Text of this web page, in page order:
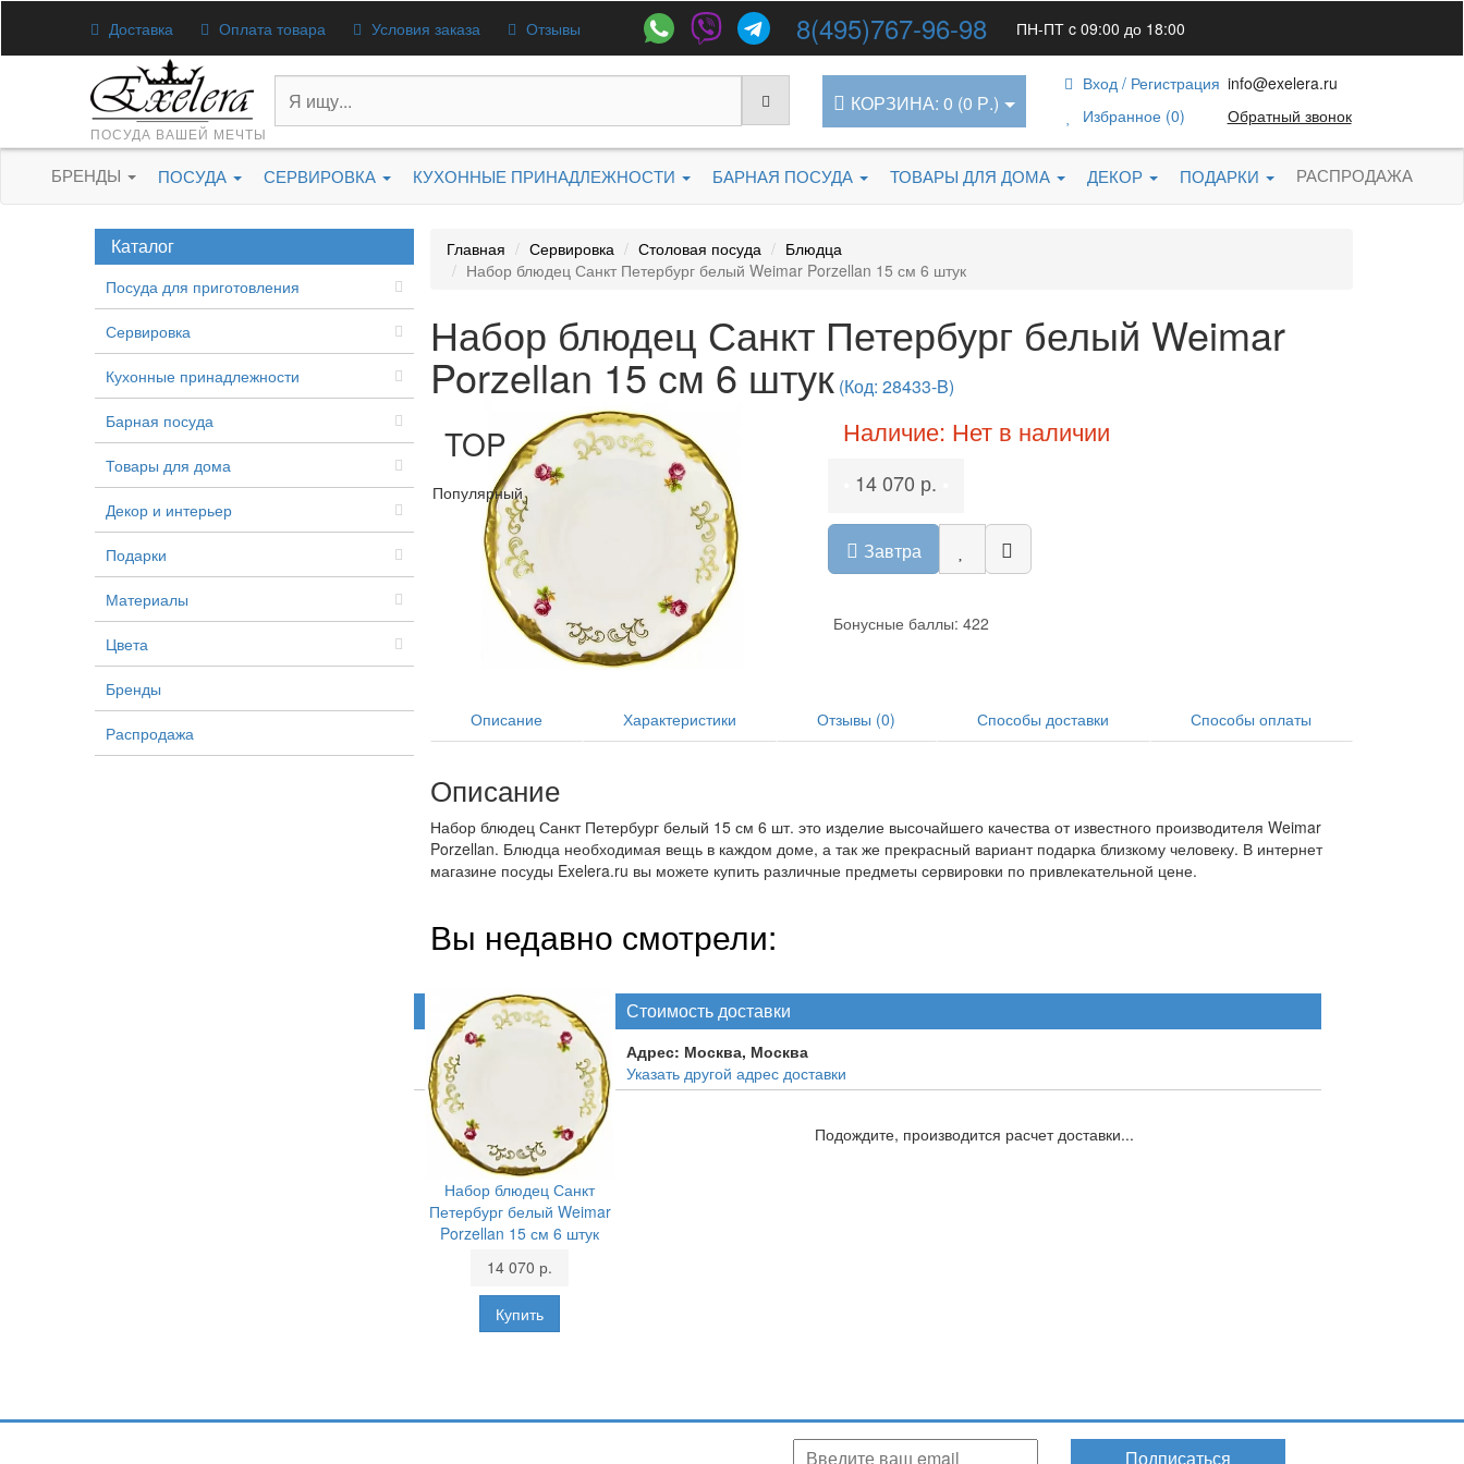
Доставка Оплата товара Условия заказа Отзывы 8(495)767-96-98 ПН-ПТ c 09:00 до 18:00
ПОСУДА ВАШЕЙ МЕЧТЫ
КОРЗИНА: 0 (0 Р.)
Вход / Регистрация
Избранное (0)
info@exelera.ru
Обратный звонок
БРЕНДЫ ПОСУДА СЕРВИРОВКА КУХОННЫЕ ПРИНАДЛЕЖНОСТИ БАРНАЯ ПОСУДА ТОВАРЫ ДЛЯ ДОМА ДЕКОР ПОДАРКИ РАСПРОДАЖА
Каталог
Посуда для приготовления
Сервировка
Кухонные принадлежности
Барная посуда
Товары для дома
Декор и интерьер
Подарки
Материалы
Цвета
Бренды
Распродажа
Главная Сервировка Столовая посуда
Блюдца
Набор блюдец Санкт Петербург белый Weimar Porzellan 15 см 6 штук
Набор блюдец Санкт Петербург белый Weimar
Porzellan 15 см 6 штук (Код: 28433-B)
TOP
Популярный
Наличие: Нет в наличии
14 070 р.
Завтра
Бонусные баллы: 422
Описание Характеристики Отзывы (0) Способы доставки Способы оплаты
Описание
Набор блюдец Санкт Петербург белый 15 см 6 шт. это изделие высочайшего качества от известного производителя Weimar
Porzellan. Блюдца необходимая вещь в каждом доме, а так же прекрасный вариант подарка близкому человеку. В интернет
магазине посуды Exelera.ru вы можете купить различные предметы сервировки по привлекательной цене.
Вы недавно смотрели:
Набор блюдец Санкт
Петербург белый Weimar
Porzellan 15 см 6 штук
14 070 р.
Стоимость доставки
Адрес: Москва, Москва
Указать другой адрес доставки
Подождите, производится расчет доставки...
Подписаться